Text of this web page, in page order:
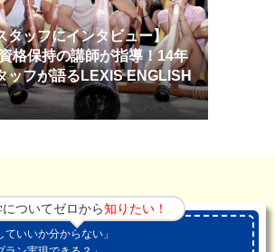
タッフにインタビュー】
格保持の講師が指導！14年
ッフが語るLEXIS ENGLISH
についてゼロから知りたい！
ていいか分からない」